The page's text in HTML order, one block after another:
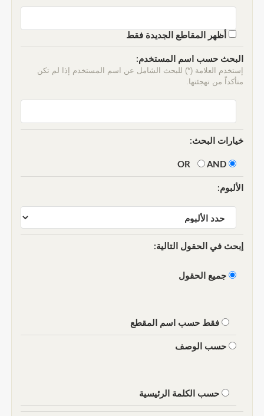
أظهر المقاطع الجديدة فقط
البحث حسب اسم المستخدم:
إستخدم العلامة (*) للبحث الشامل عن اسم المستخدم إذا لم تكن
متأكداً من تهجئتها.
خيارات البحث:
AND
الألبوم:
إبحث في الحقول التالية:
جميع الحقول
فقط حسب اسم المقطع
حسب الوصف
حسب الكلمة الرئيسية